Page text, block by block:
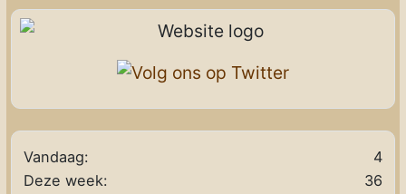
Vandaag:
4
Deze week:
36